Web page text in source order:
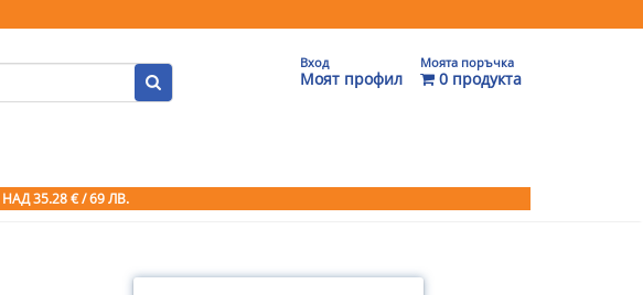
Вход
Моят профил
Моята поръчка
0 продукта
НАД 35.28 € / 69 ЛВ.